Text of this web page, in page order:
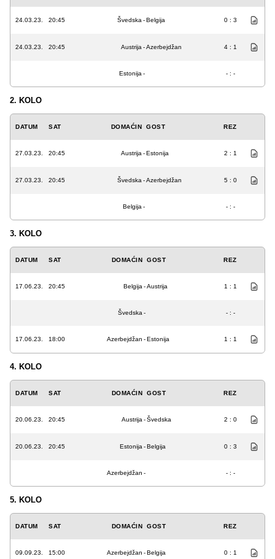
24.03.23. 20:45 Švedska -Belgija 0 : 3
24.03.23. 20:45 Austrija -Azerbejdžan 4 : 1
Estonija - - : -
2. KOLO
DATUM SAT DOMAĆIN GOST REZ
27.03.23. 20:45 Austrija -Estonija 2 : 1
27.03.23. 20:45 Švedska -Azerbejdžan 5 : 0
Belgija - - : -
3. KOLO
DATUM SAT DOMAĆIN GOST REZ
17.06.23. 20:45 Belgija -Austrija 1 : 1
Švedska - - : -
17.06.23. 18:00 Azerbejdžan -Estonija 1 : 1
4. KOLO
DATUM SAT DOMAĆIN GOST REZ
20.06.23. 20:45 Austrija -Švedska 2 : 0
20.06.23. 20:45 Estonija -Belgija 0 : 3
Azerbejdžan - - : -
5. KOLO
DATUM SAT DOMAĆIN GOST REZ
09.09.23. 15:00 Azerbejdžan -Belgija 0 : 1